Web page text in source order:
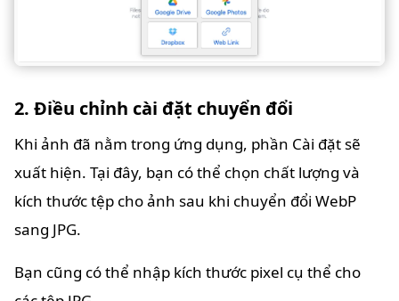
2. Điều chỉnh cài đặt chuyển đổi
Khi ảnh đã nằm trong ứng dụng, phần Cài đặt sẽ
xuất hiện. Tại đây, bạn có thể chọn chất lượng và
kích thước tệp cho ảnh sau khi chuyển đổi WebP
sang JPG.
Bạn cũng có thể nhập kích thước pixel cụ thể cho